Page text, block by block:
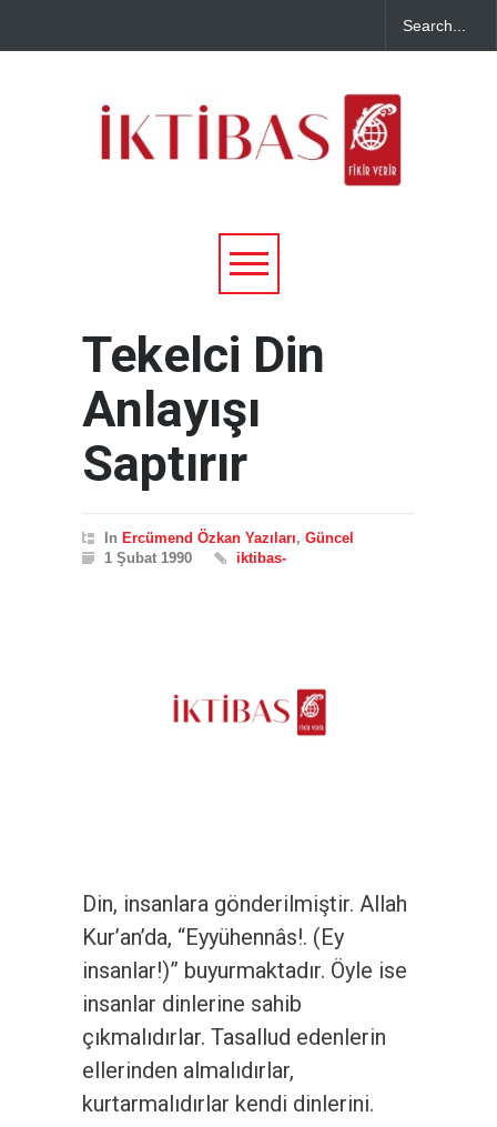
Tekelci Din
Anlayışı
Saptırır
In Ercümend Özkan Yazıları, Güncel
1 Şubat 1990
iktibas-
Din, insanlara gönderilmiştir. Allah
Kur’an’da, “Eyyühennâs!. (Ey
insanlar!)” buyurmaktadır. Öyle ise
insanlar dinlerine sahib
çıkmalıdırlar. Tasallud edenlerin
ellerinden almalıdırlar,
kurtarmalıdırlar kendi dinlerini.